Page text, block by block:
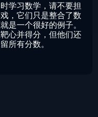
学习数学，请不要担
，它们只是整合了数
是一个很好的例子。
心并得分，但他们还
所有分数。